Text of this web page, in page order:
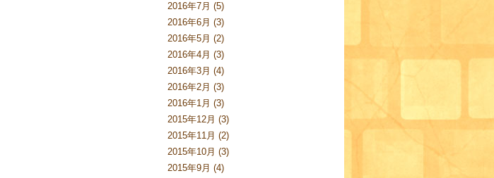
2016年7月 (5)
2016年6月 (3)
2016年5月 (2)
2016年4月 (3)
2016年3月 (4)
2016年2月 (3)
2016年1月 (3)
2015年12月 (3)
2015年11月 (2)
2015年10月 (3)
2015年9月 (4)